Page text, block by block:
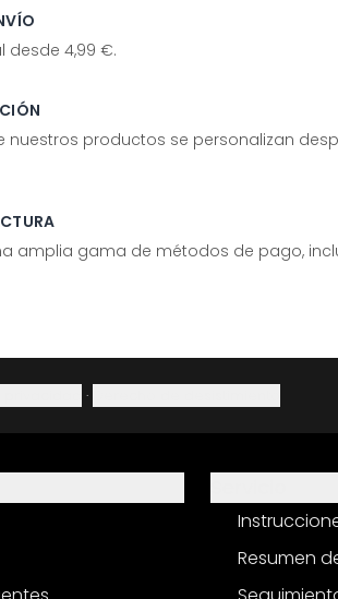
desde 4,99 €.
nuestros productos se personalizan
amplia gama de métodos de pago,
·
Resumen